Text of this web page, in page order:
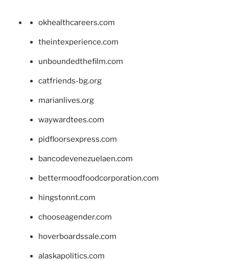
okhealthcareers.com
theintexperience.com
unboundedthefilm.com
catfriends-bg.org
marianlives.org
waywardtees.com
pidfloorsexpress.com
bancodevenezuelaen.com
bettermoodfoodcorporation.com
hingstonnt.com
chooseagender.com
hoverboardssale.com
alaskapolitics.com